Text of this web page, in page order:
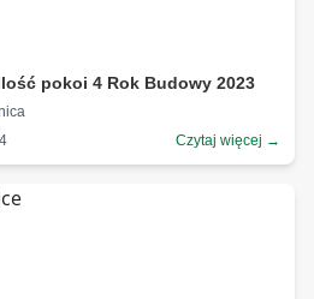
pokoi 4 Rok Budowy 2023
Czytaj więcej →